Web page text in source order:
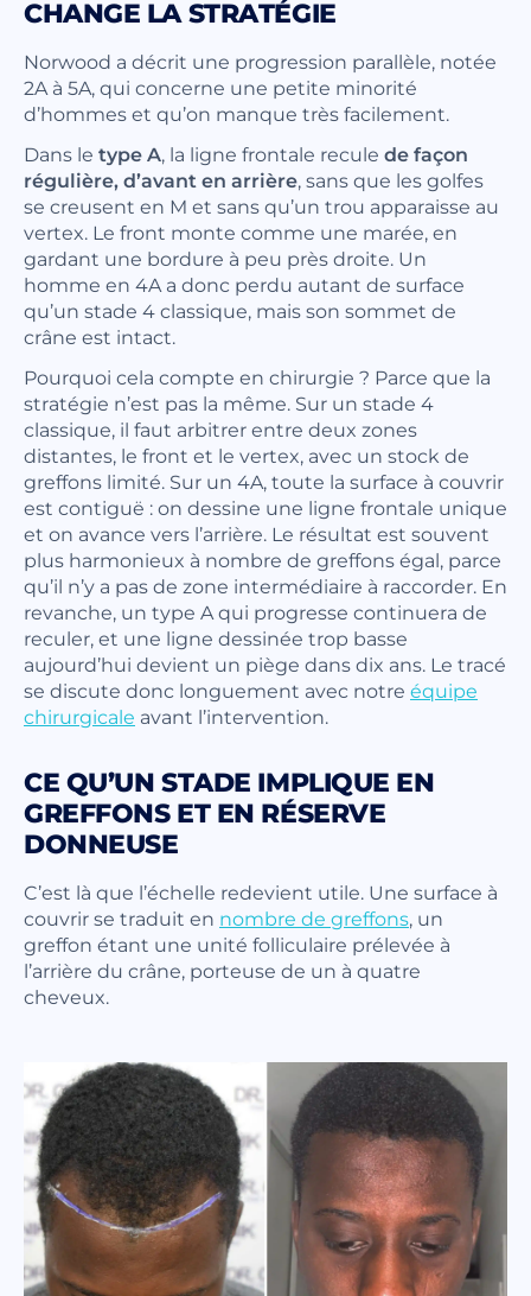
CHANGE LA STRATÉGIE
Norwood a décrit une progression parallèle, notée
2A à 5A, qui concerne une petite minorité
d’hommes et qu’on manque très facilement.
Dans le type A, la ligne frontale recule de façon
régulière, d’avant en arrière, sans que les golfes
se creusent en M et sans qu’un trou apparaisse au
vertex. Le front monte comme une marée, en
gardant une bordure à peu près droite. Un
homme en 4A a donc perdu autant de surface
qu’un stade 4 classique, mais son sommet de
crâne est intact.
Pourquoi cela compte en chirurgie ? Parce que la
stratégie n’est pas la même. Sur un stade 4
classique, il faut arbitrer entre deux zones
distantes, le front et le vertex, avec un stock de
greffons limité. Sur un 4A, toute la surface à couvrir
est contiguë : on dessine une ligne frontale unique
et on avance vers l’arrière. Le résultat est souvent
plus harmonieux à nombre de greffons égal, parce
qu’il n’y a pas de zone intermédiaire à raccorder. En
revanche, un type A qui progresse continuera de
reculer, et une ligne dessinée trop basse
aujourd’hui devient un piège dans dix ans. Le tracé
se discute donc longuement avec notre équipe
chirurgicale avant l’intervention.
CE QU’UN STADE IMPLIQUE EN
GREFFONS ET EN RÉSERVE
DONNEUSE
C’est là que l’échelle redevient utile. Une surface à
couvrir se traduit en nombre de greffons, un
greffon étant une unité folliculaire prélevée à
l’arrière du crâne, porteuse de un à quatre
cheveux.